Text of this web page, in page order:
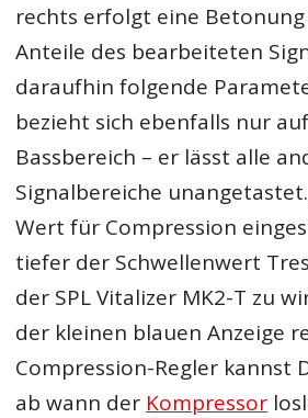
rechts erfolgt eine
Anteile des bearbeiteten
daraufhin folgende
bezieht sich ebenfalls nur
Bassbereich – er lässt alle
Signalbereiche
Wert für Compression
tiefer der Schwellenwert
der SPL Vitalizer MK2-T zu
der kleinen blauen Anzeige
Compression-Regler kannst
ab wann der Kompressor